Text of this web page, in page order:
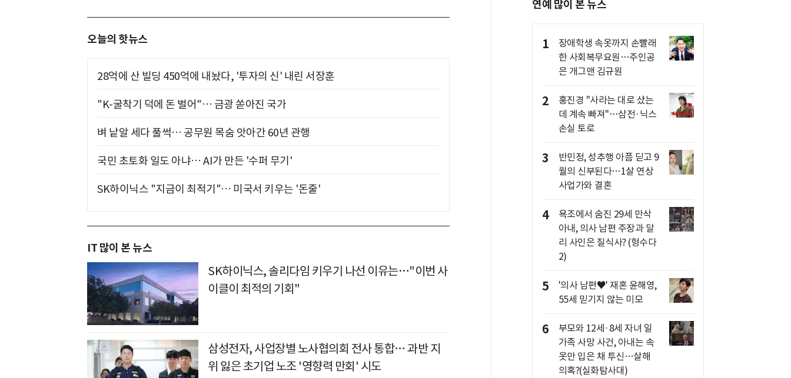
오늘의 핫뉴스
28억에 산 빌딩 450억에 내놨다, '투자의 신' 내린 서장훈
"K-굴착기 덕에 돈 벌어"… 금광 쏟아진 국가
벼 낱알 세다 풀썩… 공무원 목숨 앗아간 60년 관행
국민 초토화 일도 아냐… AI가 만든 '수퍼 무기'
SK하이닉스 "지금이 최적기"… 미국서 키우는 '돈줄'
IT 많이 본 뉴스
SK하이닉스, 솔리다임 키우기 나선 이유는…"이번 사
이클이 최적의 기회"
삼성전자, 사업장별 노사협의회 전사 통합… 과반 지
위 잃은 초기업 노조 '영향력 만회' 시도
연예 많이 본 뉴스
1
장애학생 속옷까지 손빨래
한 사회복무요원…주인공
은 개그맨 김규원
2
홍진경 "사라는 대로 샀는
데 계속 빠져"…삼전·닉스
손실 토로
3
반민정, 성추행 아픔 딛고 9
월의 신부된다…1살 연상
사업가와 결혼
4
욕조에서 숨진 29세 만삭
아내, 의사 남편 주장과 달
리 사인은 질식사? (형수다
2)
5
'의사 남편♥' 재혼 윤해영,
55세 믿기지 않는 미모
6
부모와 12세·8세 자녀 일
가족 사망 사건, 아내는 속
옷만 입은 채 투신…살해
의혹?(실화탐사대)